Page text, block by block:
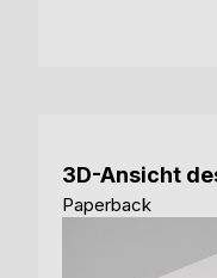
3D-Ansicht
Paperback